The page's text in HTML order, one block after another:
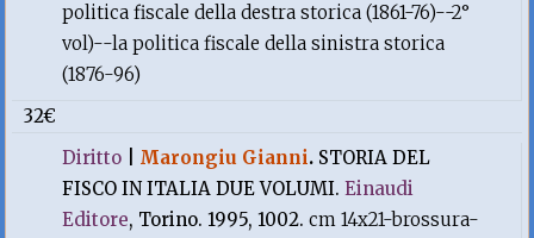
politica fiscale della destra storica (1861-76)--2°
vol)--la politica fiscale della sinistra storica
(1876-96)
32€
Diritto
Marongiu Gianni. STORIA DEL
FISCO IN ITALIA DUE VOLUMI.Einaudi
Editore, Torino. 1995, 1002.cm 14x21-brossura-